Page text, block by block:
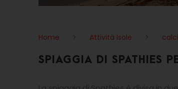
Home Attività Isole
SPIAGGIA DI SPATHIES